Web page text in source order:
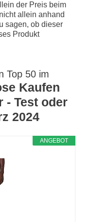
der Preis beim
allein anhand
sagen, ob dieser
Produkt
Top 50 im
Kaufen
- Test oder
2024
ANGEBOT